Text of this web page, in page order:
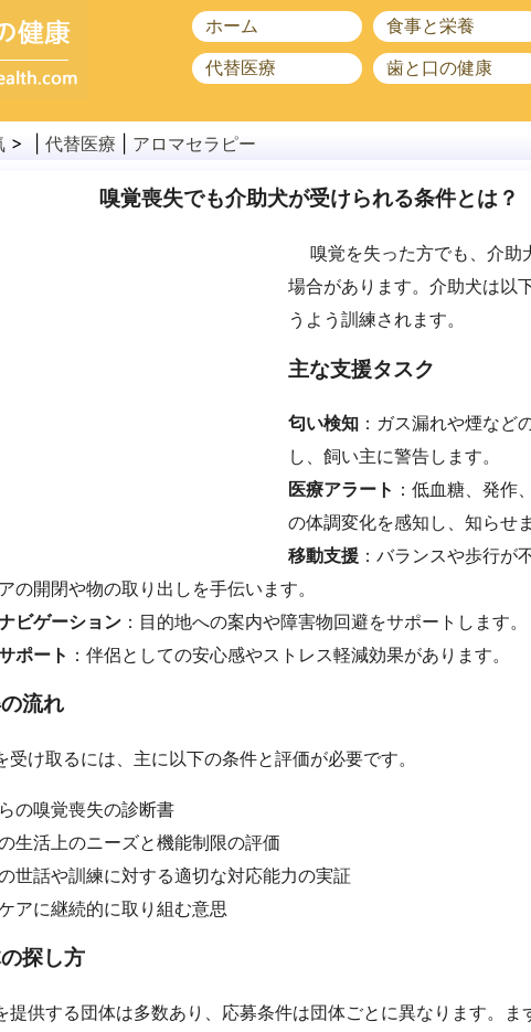
ホーム 食事と栄養
代替医療
歯と口の健康
> | 代替医療 アロマセラピー
嗅覚喪失でも介助犬が受けられる条件とは？
嗅覚を失った方でも、介助
場合があります。介助犬は以
うよう訓練されます。
主な支援タスク
匂い検知 ：ガス漏れや煙など
し、飼い主に警告します。
医療アラート ：低血糖、発作
の体調変化を感知し、知らせま
移動支援 ：バランスや歩行が
の開閉や物の取り出しを手伝います。
ビゲーション ：目的地への案内や障害物回避をサポートします。
ポート ：伴侶としての安心感やストレス軽減効果があります。
流れ
受け取るには、主に以下の条件と評価が必要です。
の嗅覚喪失の診断書
生活上のニーズと機能制限の評価
世話や訓練に対する適切な対応能力の実証
アに継続的に取り組む意思
探し方
提供する団体は多数あり、応募条件は団体ごとに異なります。ま